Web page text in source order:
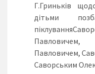
Г.Гриньків
дітьми
Павловичем,
Саворським